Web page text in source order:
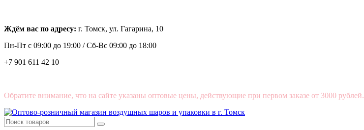
Ждём вас по адресу: г. Томск, ул. Гагарина, 10
Пн-Пт с 09:00 до 19:00 /Сб-Вс 09:00 до 18:00
+7 901 611 42 10
Обратите внимание, что на сайте указаны оптовые цены, действующие при первом заказе от 3000 рублей.